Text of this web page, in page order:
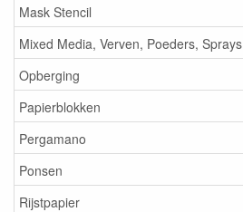
Mask Stencil
Mixed Media, Verven, Poeders, Sprays
Opberging
Papierblokken
Pergamano
Ponsen
Rijstpapier